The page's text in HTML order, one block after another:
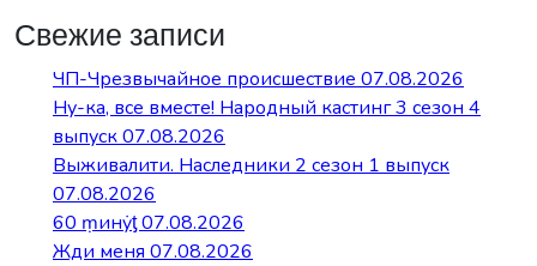
Свежие записи
ЧП-Чрезвычайное происшествие 07.08.2026
Ну-ка, все вместе! Народный кастинг 3 сезон 4
выпуск 07.08.2026
Выживалити. Наследники 2 сезон 1 выпуск
07.08.2026
60 ṃинẏƫ 07.08.2026
Жди меня 07.08.2026